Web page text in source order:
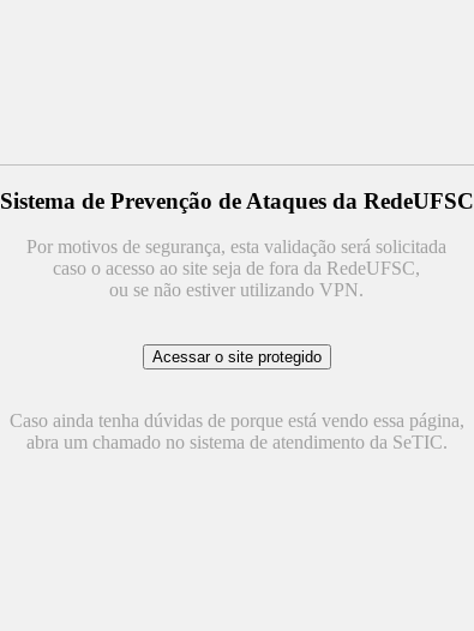
Sistema de Prevenção de Ataques da RedeUFSC
Por motivos de segurança, esta validação será solicitada
caso o acesso ao site seja de fora da RedeUFSC,
ou se não estiver utilizando VPN.
Caso ainda tenha dúvidas de porque está vendo essa página,
abra um chamado no sistema de atendimento da SeTIC.